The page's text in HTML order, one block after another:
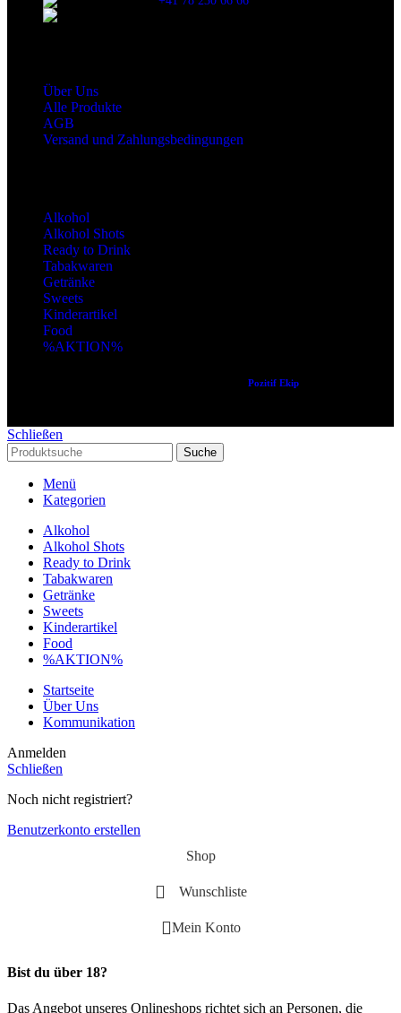
Über Uns
Alle Produkte
AGB
Versand und Zahlungsbedingungen
Alkohol
Alkohol Shots
Ready to Drink
Tabakwaren
Getränke
Sweets
Kinderartikel
Food
%AKTION%
Pozitif Ekip
Schließen
Suche
Menü
Kategorien
Alkohol
Alkohol Shots
Ready to Drink
Tabakwaren
Getränke
Sweets
Kinderartikel
Food
%AKTION%
Startseite
Über Uns
Kommunikation
Anmelden
Schließen
Noch nicht registriert?
Benutzerkonto erstellen
Shop
Wunschliste
Mein Konto
Bist du über 18?
Das Angebot unseres Onlineshops richtet sich an Personen, die